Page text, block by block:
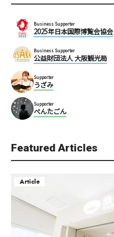
Business Supporter
2025年日本国際博覧会協会
Business Supporter
公益財団法人 大阪観光局
Supporter
うざみ
Supporter
ぺんたごん
Featured Articles
Article